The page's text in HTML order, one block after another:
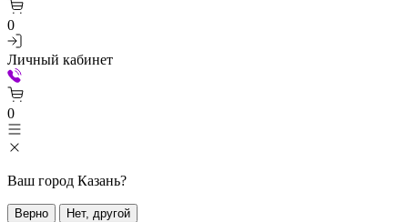
0
Личный кабинет
0
Ваш город Казань?
Верно Нет, другой